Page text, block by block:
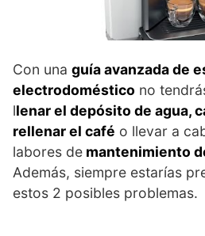
Con una guía avanzada de
electrodoméstico no
llenar el depósito de agua,
rellenar el café o llevar a
labores de mantenimiento
Además, siempre estarías
estos 2 posibles problemas.